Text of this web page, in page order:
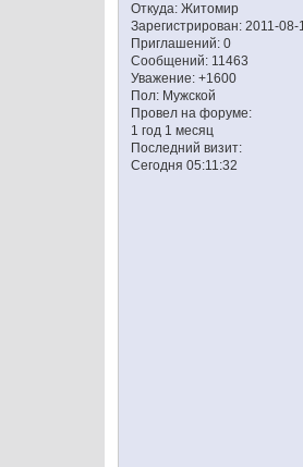
Откуда: Житомир
Зарегистрирован: 2011-08-
Приглашений: 0
Сообщений: 11463
Уважение: +1600
Пол: Мужской
Провел на форуме:
1 год 1 месяц
Последний визит:
Сегодня 05:11:32